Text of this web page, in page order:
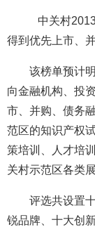
中关村
得到优先上市、
该榜单预计
向金融机构、投
市、并购、债务
范区的知识产权
策培训、人才培
关村示范区各类
评选共设置
锐品牌、十大创